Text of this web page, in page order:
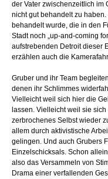
der Vater zwischenzeitlich im
nicht gut behandelt zu
behandelt wurde, die in den
Stadt noch „up-and-coming
aufstrebenden Detroit dieser
erzählen auch die
Gruber und ihr Team
denen ihr Schlimmes
Vielleicht weil sich hier die
lassen. Vielleicht weil sie
zerbrochenes Selbst wieder
allem durch aktivistische
gelingen. Und auch Grubers
Einzelschicksals. Schon
also das Versammeln von
Drama einer verfallenden